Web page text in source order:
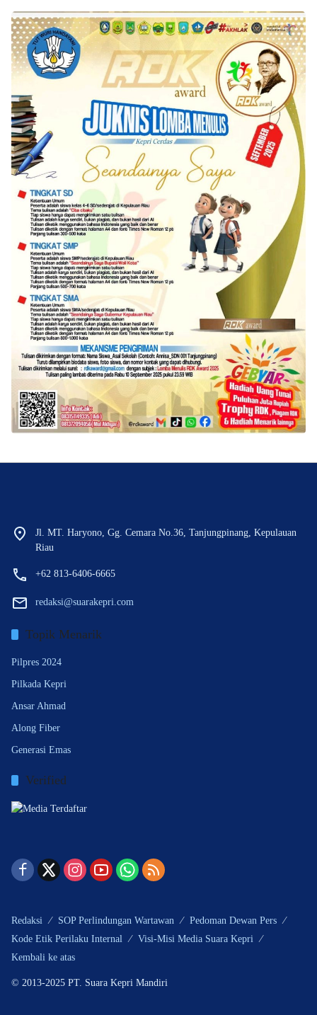
Jl. MT. Haryono, Gg. Cemara No.36, Tanjungpinang, Kepulauan
Riau
+62 813-6406-6665
redaksi@suarakepri.com
Topik Menarik
Pilpres 2024
Pilkada Kepri
Ansar Ahmad
Along Fiber
Generasi Emas
Verified
Redaksi SOP Perlindungan Wartawan
Pedoman Dewan Pers
Kode Etik Perilaku Internal
Visi-Misi Media Suara Kepri
Kembali ke atas
© 2013-2025 PT. Suara Kepri Mandiri